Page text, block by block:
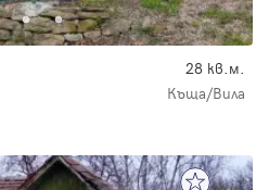
28 кв.м.
Къща/Вила